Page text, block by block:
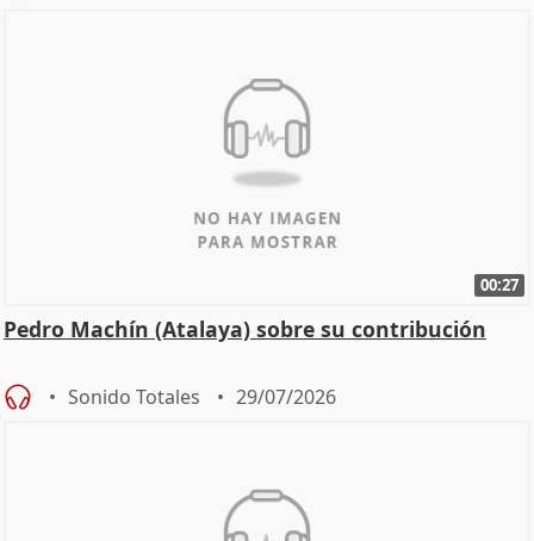
00:27
Pedro Machín (Atalaya) sobre su contribución
Sonido Totales 29/07/2026